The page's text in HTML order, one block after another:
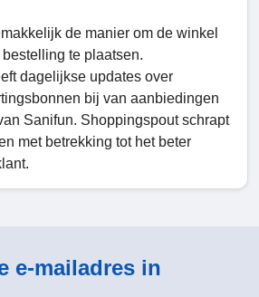
de manier om de winkel
te plaatsen.
dagelijkse updates over
bij van aanbiedingen
Sanifun. Shoppingspout schrapt
met betrekking tot het beter
e-mailadres in